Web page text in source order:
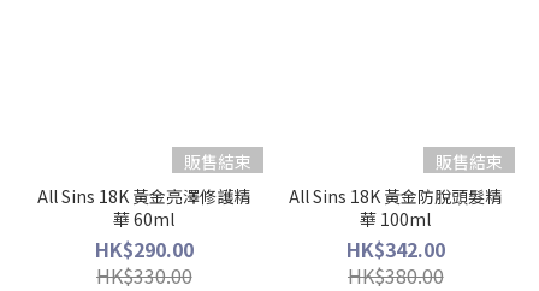
販售結束
All Sins 18K 黃金亮澤修護精
華 60ml
HK$290.00
HK$330.00
販售結束
All Sins 18K 黃金防脫頭髮精
華 100ml
HK$342.00
HK$380.00